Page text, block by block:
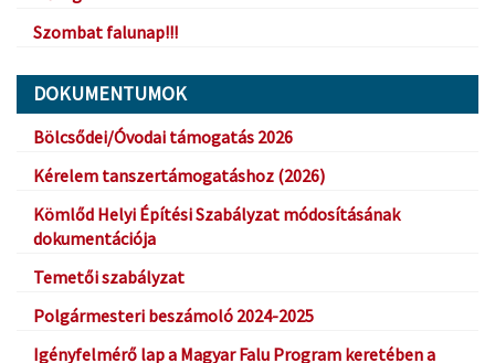
Szombat falunap!!!
DOKUMENTUMOK
Bölcsődei/Óvodai támogatás 2026
Kérelem tanszertámogatáshoz (2026)
Kömlőd Helyi Építési Szabályzat módosításának
dokumentációja
Temetői szabályzat
Polgármesteri beszámoló 2024-2025
Igényfelmérő lap a Magyar Falu Program keretében a